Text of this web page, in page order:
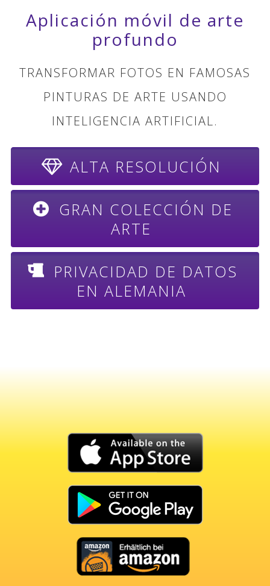
Aplicación móvil de arte
profundo
TRANSFORMAR FOTOS EN FAMOSAS
PINTURAS DE ARTE USANDO
INTELIGENCIA ARTIFICIAL.
ALTA RESOLUCIÓN
GRAN COLECCIÓN DE
ARTE
PRIVACIDAD DE DATOS
EN ALEMANIA